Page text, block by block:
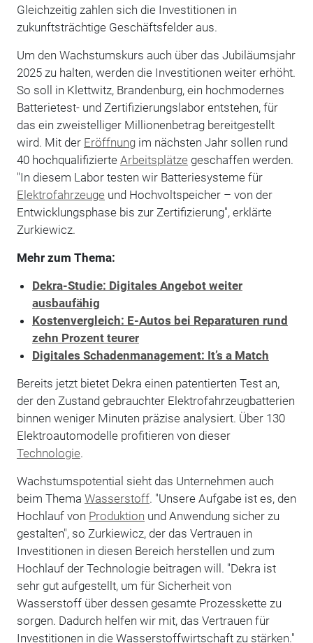
Gleichzeitig zahlen sich die Investitionen in
zukunftsträchtige Geschäftsfelder aus.
Um den Wachstumskurs auch über das Jubiläumsjahr
2025 zu halten, werden die Investitionen weiter erhöht.
So soll in Klettwitz, Brandenburg, ein hochmodernes
Batterietest- und Zertifizierungslabor entstehen, für
das ein zweistelliger Millionenbetrag bereitgestellt
wird. Mit der Eröffnungim nächsten Jahr sollen rund
40 hochqualifizierte Arbeitsplätze geschaffen werden.
"In diesem Labor testen wir Batteriesysteme für
Elektrofahrzeuge und Hochvoltspeicher – von der
Entwicklungsphase bis zur Zertifizierung", erklärte
Zurkiewicz.
Mehr zum Thema:
Dekra-Studie: Digitales Angebot weiter
ausbaufähig
Kostenvergleich: E-Autos bei Reparaturen rund
zehn Prozent teurer
Digitales Schadenmanagement: It’s a Match
Bereits jetzt bietet Dekra einen patentierten Test an,
der den Zustand gebrauchter Elektrofahrzeugbatterien
binnen weniger Minuten präzise analysiert. Über 130
Elektroautomodelle profitieren von dieser
Technologie.
Wachstumspotential sieht das Unternehmen auch
beim Thema Wasserstoff. "Unsere Aufgabe ist es, den
Hochlauf von Produktion und Anwendung sicher zu
gestalten", so Zurkiewicz, der das Vertrauen in
Investitionen in diesen Bereich herstellen und zum
Hochlauf der Technologie beitragen will. "Dekra ist
sehr gut aufgestellt, um für Sicherheit von
Wasserstoff über dessen gesamte Prozesskette zu
sorgen. Dadurch helfen wir mit, das Vertrauen für
Investitionen in die Wasserstoffwirtschaft zu stärken."